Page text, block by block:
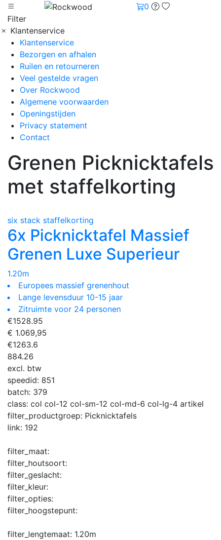
0
Filter
Klantenservice
Klantenservice
Bezorgen en afhalen
Ruilen en retourneren
Veel gestelde vragen
Over Rockwood
Algemene voorwaarden
Openingstijden
Privacy statement
Contact
Grenen Picknicktafels
met staffelkorting
six stack staffelkorting
6x Picknicktafel Massief
Grenen Luxe Superieur
1.20m
Europees massief grenenhout
Lange levensduur 10-15 jaar
Zitruimte voor 24 personen
€1528.95
€ 1.069,95
€1263.6
884.26
excl. btw
speedid: 851
batch: 379
class: col col-12 col-sm-12 col-md-6 col-lg-4 artikel
filter_productgroep: Picknicktafels
link: 192
filter_maat:
filter_houtsoort:
filter_geslacht:
filter_kleur:
filter_opties:
filter_hoogstepunt:
filter_lengtemaat: 1.20m